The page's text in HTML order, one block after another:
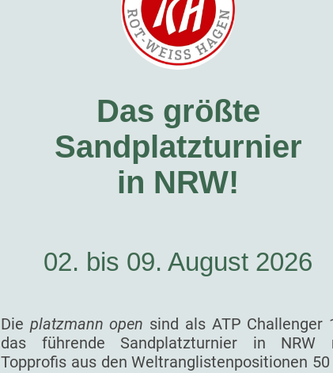
Das größte
Sandplatzturnier
in NRW!
02. bis 09. August 2026
Die platzmann open sind als ATP Challenger
das führende Sandplatzturnier in NRW
Topprofis aus den Weltranglistenpositionen